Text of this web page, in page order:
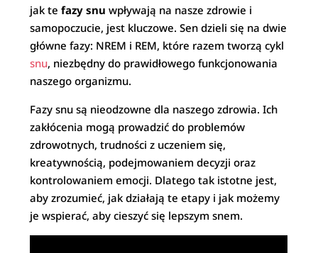
jak tefazy snu wpływają na nasze zdrowie i
samopoczucie, jest kluczowe. Sen dzieli się na dwie
główne fazy: NREM i REM, które razem tworzą cykl
snu, niezbędny do prawidłowego funkcjonowania
naszego organizmu.
Fazy snu są nieodzowne dla naszego zdrowia. Ich
zakłócenia mogą prowadzić do problemów
zdrowotnych, trudności z uczeniem się,
kreatywnością, podejmowaniem decyzji oraz
kontrolowaniem emocji. Dlatego tak istotne jest,
aby zrozumieć, jak działają te etapy i jak możemy
je wspierać, aby cieszyć się lepszym snem.